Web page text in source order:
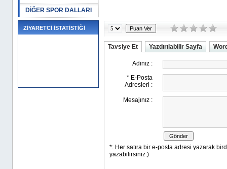
DİĞER SPOR DALLARI
ZİYARETCİ İSTATİSTİĞİ
Tavsiye Et Yazdırılabilir Sayfa